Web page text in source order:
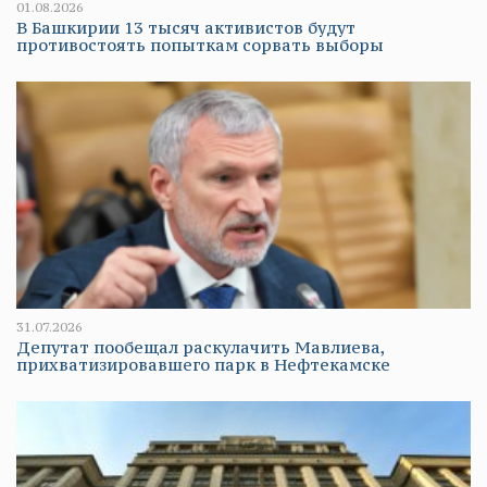
01.08.2026
В Башкирии 13 тысяч активистов будут
противостоять попыткам сорвать выборы
31.07.2026
Депутат пообещал раскулачить Мавлиева,
прихватизировавшего парк в Нефтекамске